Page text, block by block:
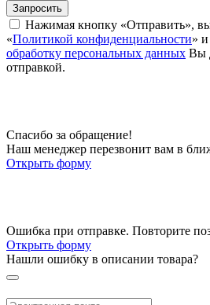
Запросить
Нажимая кнопку «Отправить»,
«Политикой конфиденциальности» и
обработку персональных данных Вы
отправкой.
Спасибо за обращение!
Наш менеджер перезвонит вам в
Открыть форму
Ошибка при отправке. Повторите
Открыть форму
Нашли ошибку в описании товара?